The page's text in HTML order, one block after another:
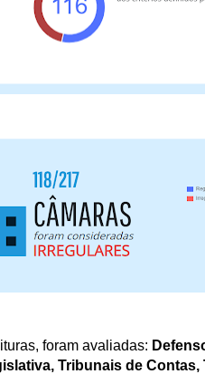
foram avaliadas:
Tribunais de Contas,